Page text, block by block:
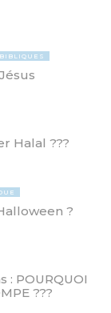
Halal ???
?
POURQUOI
???